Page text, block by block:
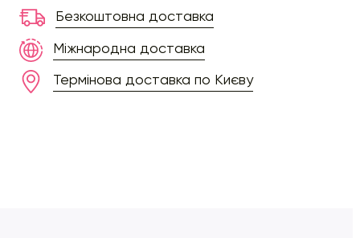
Безкоштовна доставка
Міжнародна доставка
Термінова доставка по Києву